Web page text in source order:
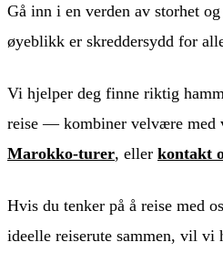
Gå inn i en verden av storhet
øyeblikk er skreddersydd for
Vi hjelper deg finne riktig
reise — kombiner velvære med
Marokko-turer, eller kontakt
Hvis du tenker på å reise med
ideelle reiserute sammen, vil vi